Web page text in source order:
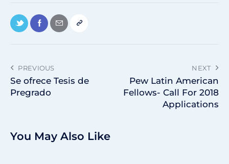
PREVIOUS
Se ofrece Tesis de
Pregrado
NEXT
Pew Latin American
Fellows- Call For 2018
Applications
You May Also Like